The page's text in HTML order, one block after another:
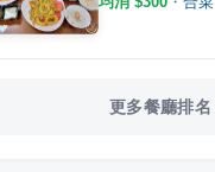
更多餐廳排名